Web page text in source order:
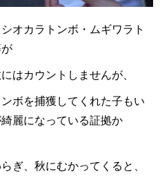
オカラトンボ・ムギワラト
はカウントしませんが、
ボを捕獲してくれた子もい
麗になっている証拠か
ぎ、秋にむかってくると、